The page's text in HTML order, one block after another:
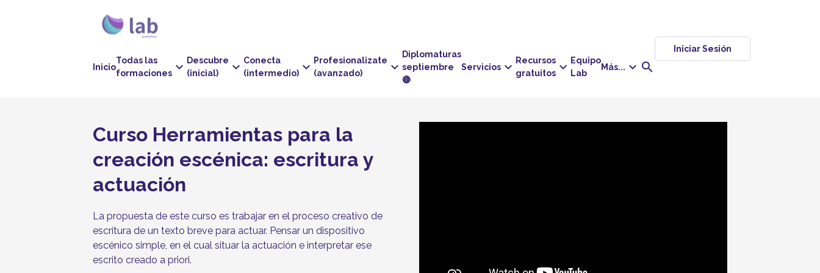
Inicio
Todas las
formaciones keyboard_arrow_down Descubre
(inicial)
keyboard_arrow_down Conecta
(intermedio) keyboard_arrow_down Profesionalizate
(avanzado)
keyboard_arrow_down
Diplomaturas
septiembre
🔴
Servicios keyboard_arrow_down Recursos
gratuitos keyboard_arrow_down Equipo
Lab
Más... keyboard_arrow_down search
Iniciar Sesión
Curso Herramientas para la
creación escénica: escritura y
actuación
La propuesta de este curso es trabajar en el proceso creativo de
escritura de un texto breve para actuar. Pensar un dispositivo
escénico simple, en el cual situar la actuación e interpretar ese
escrito creado a priori.